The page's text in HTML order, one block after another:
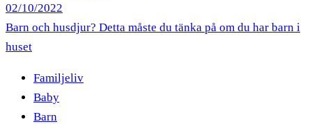
02/10/2022
Barn och husdjur? Detta måste du tänka på om du har barn i
huset
Familjeliv
Baby
Barn